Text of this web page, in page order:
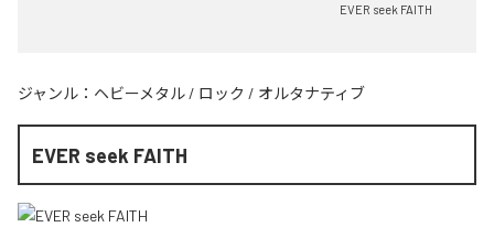
EVER seek FAITH
ジャンル： ヘビーメタル / ロック / オルタナティブ
EVER seek FAITH